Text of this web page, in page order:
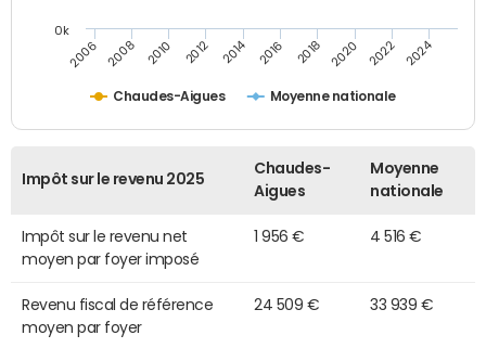
Chaudes-Aigues Moyenne nationale
2006 2008 2010 2012 2014 2016 2018 2020 2022 2024
0k
Impôt sur le revenu 2025
Chaudes-
Aigues
Moyenne
nationale
Impôt sur le revenu net
moyen par foyer imposé
1 956 € 4 516 €
Revenu fiscal de référence
moyen par foyer
24 509 € 33 939 €